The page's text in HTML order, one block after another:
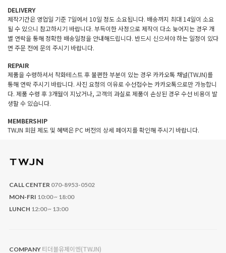
DELIVERY
제작기간은 영업일 기준 7일에서 10일 정도 소요됩니다. 배송까지 최대 14일이 소요
될 수 있으니 참고하시기 바랍니다. 부득이한 사정으로 제작이 다소 늦어지는 경우 개
별 연락을 통해 정확한 배송일정을 안내해드립니다. 반드시 신으셔야 하는 일정이 있다
면 주문 전에 문의 주시기 바랍니다.
REPAIR
제품을 수령하셔서 착화테스트 후 불편한 부분이 있는 경우 카카오톡 채널(TWJN)를
통해 연락 주시기 바랍니다. 사진 요청의 이유로 수선접수는 카카오톡으로만 가능합니
다. 제품 수령 후 3개월이 지났거나, 고객의 과실로 제품이 손상된 경우 수선 비용이 발
생할 수 있습니다.
MEMBERSHIP
TWJN 회원 제도 및 혜택은 PC 버전의 상세 페이지를 확인해 주시기 바랍니다.
CALL CENTER070-8953-0502
MON-FRI 10:00 ~ 18:00
LUNCH 12:00 ~ 13:00
COMPANY 티더블유제이엔(TWJN)